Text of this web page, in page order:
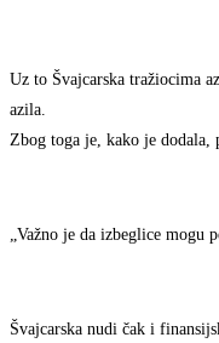
Uz to Švajcarska tražiocima
azila.
Zbog toga je, kako je dodala,
„Važno je da izbeglice mogu
Švajcarska nudi čak i